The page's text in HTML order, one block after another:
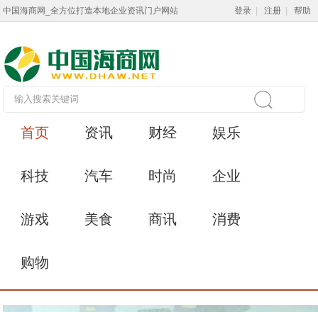
中国海商网_全方位打造本地企业资讯门户网站 登录 注册 帮助
首页 资讯 财经 娱乐
科技 汽车 时尚 企业
游戏 美食 商讯 消费
购物